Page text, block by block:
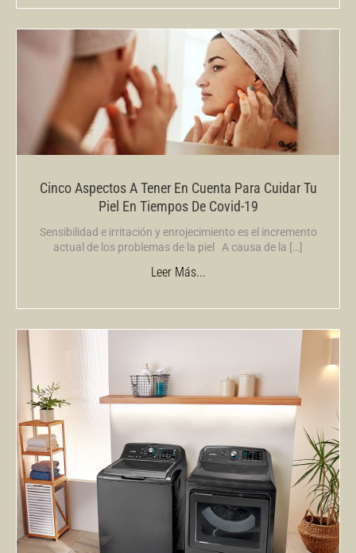
Cinco Aspectos A Tener En Cuenta Para Cuidar Tu
Piel En Tiempos De Covid-19
Sensibilidad e irritación y enrojecimiento es el incremento
actual de los problemas de la piel A causa de la […]
Leer Más...